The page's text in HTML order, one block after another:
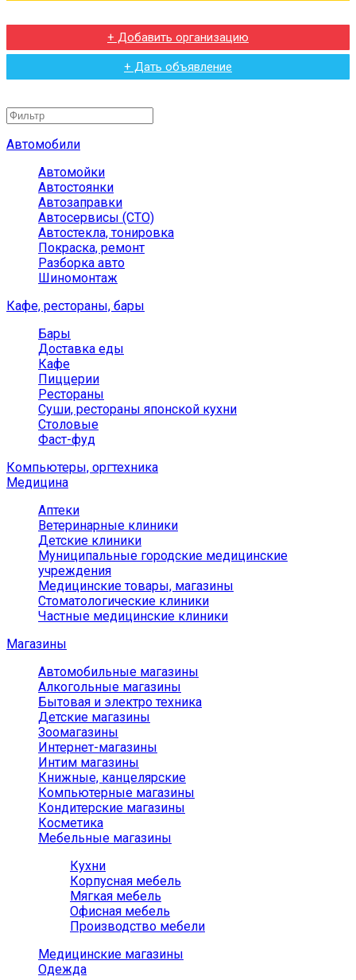
+ Добавить организацию
+ Дать объявление
Автомобили
Автомойки
Автостоянки
Автозаправки
Автосервисы (СТО)
Автостекла, тонировка
Покраска, ремонт
Разборка авто
Шиномонтаж
Кафе, рестораны, бары
Бары
Доставка еды
Кафе
Пиццерии
Рестораны
Суши, рестораны японской кухни
Столовые
Фаст-фуд
Компьютеры, оргтехника
Медицина
Аптеки
Ветеринарные клиники
Детские клиники
Муниципальные городские медицинские
учреждения
Медицинские товары, магазины
Стоматологические клиники
Частные медицинские клиники
Магазины
Автомобильные магазины
Алкогольные магазины
Бытовая и электро техника
Детские магазины
Зоомагазины
Интернет-магазины
Интим магазины
Книжные, канцелярские
Компьютерные магазины
Кондитерские магазины
Косметика
Мебельные магазины
Кухни
Корпусная мебель
Мягкая мебель
Офисная мебель
Производство мебели
Медицинские магазины
Одежда